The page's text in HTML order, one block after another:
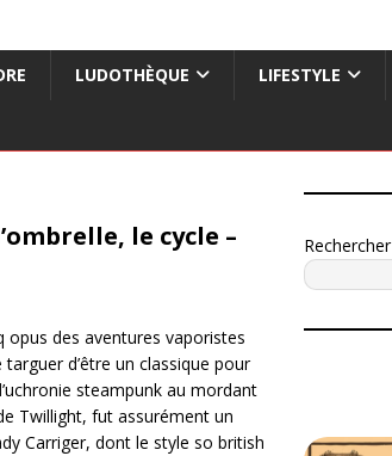
LUDOTHÈQUE LIFESTYLE
le cycle –
opus des aventures vaporistes
d’être un classique pour
steampunk au mordant
Twillight, fut assurément un
Carriger, dont le style so british
Rechercher